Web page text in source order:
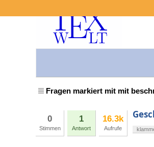
Fragen markiert mit mit
0
Stimmen
1
Antwort
16.3k
Aufrufe